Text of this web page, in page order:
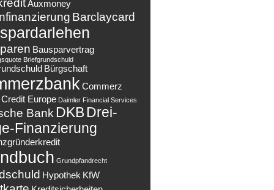
Auxmoney
Barclaycard
Bausparvertrag
Briefgrundschuld
Bürgschaft
Commerz
Credit Europe Daimler Financial Services
Bank DKB Drei-
Finanzierung
Grundpfandrecht
Hypothek KfW